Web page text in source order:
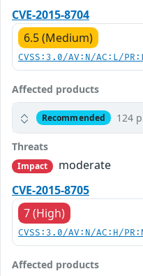
CVE-2015-8704
6.5 (Medium)
CVSS:3.0/AV:N/AC:L/
Affected products
Recommended 124
Threats
Impact
moderate
CVE-2015-8705
7 (High)
CVSS:3.0/AV:N/AC:H/
Affected products